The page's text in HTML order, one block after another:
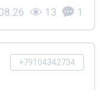
13 1
+79104342734